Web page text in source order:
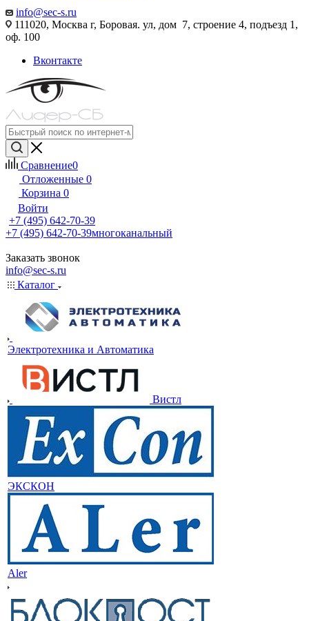
info@sec-s.ru
111020, Москва г, Боровая. ул, дом 7, строение 4, подъезд 1,
оф. 100
Вконтакте
Сравнение0
Отложенные 0
Корзина 0
Войти
+7 (495) 642-70-39
+7 (495) 642-70-39многоканальный
Заказать звонок
info@sec-s.ru
Каталог
Электротехника и Автоматика
Вистл
ЭКСКОН
Aler